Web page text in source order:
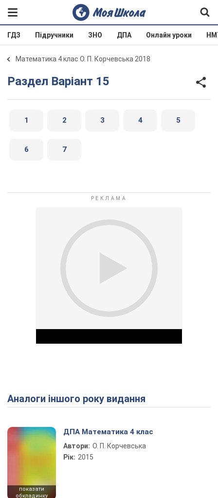
ГДЗ Підручники ЗНО ДПА Онлайн уроки
Математика 4 клас О. П. Корчевська 2018
Раздел Варіант 15
1 2 3 4 5
6 7
Play Video
Аналоги іншого року видання
показати
обкладинку
ДПА Математика 4 клас
Автори: О. П. Корчевська
Рік: 2015